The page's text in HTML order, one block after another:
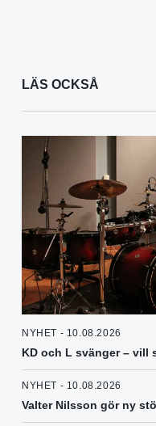
LÄS OCKSÅ
NYHET - 10.08.2026
KD och L svänger – vill
NYHET - 10.08.2026
Valter Nilsson gör ny